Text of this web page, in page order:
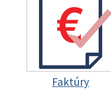
Faktúry